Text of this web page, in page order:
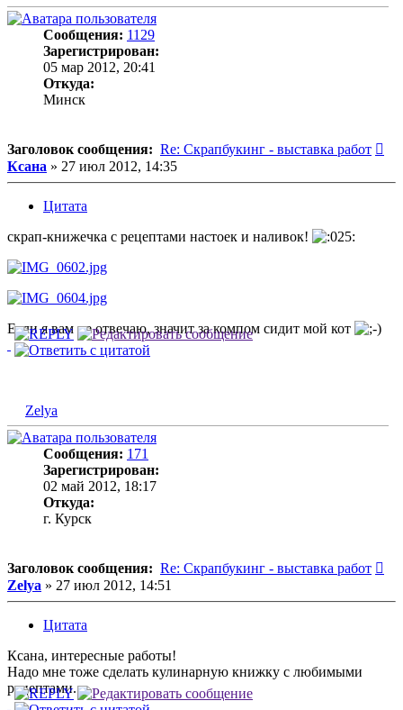
Сообщения: 1129
Зарегистрирован:
05 мар 2012, 20:41
Откуда:
Минск
Заголовок сообщения: Re: Скрапбукинг - выставка работ
Ксана » 27 июл 2012, 14:35
Цитата
скрап-книжечка с рецептами настоек и наливок!
Если я вам не отвечаю, значит за компом сидит мой кот
Zelya
Сообщения: 171
Зарегистрирован:
02 май 2012, 18:17
Откуда:
г. Курск
Заголовок сообщения: Re: Скрапбукинг - выставка работ
Zelya » 27 июл 2012, 14:51
Цитата
Ксана, интересные работы!
Надо мне тоже сделать кулинарную книжку с любимыми
рецептами.